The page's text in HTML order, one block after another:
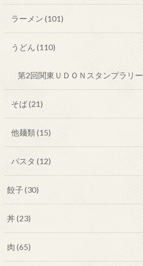
ラーメン (101)
うどん (110)
第2回関東ＵＤＯＮスタンプラリー
そば(21)
他麺類(15)
パスタ (12)
餃子 (30)
丼(23)
肉 (65)